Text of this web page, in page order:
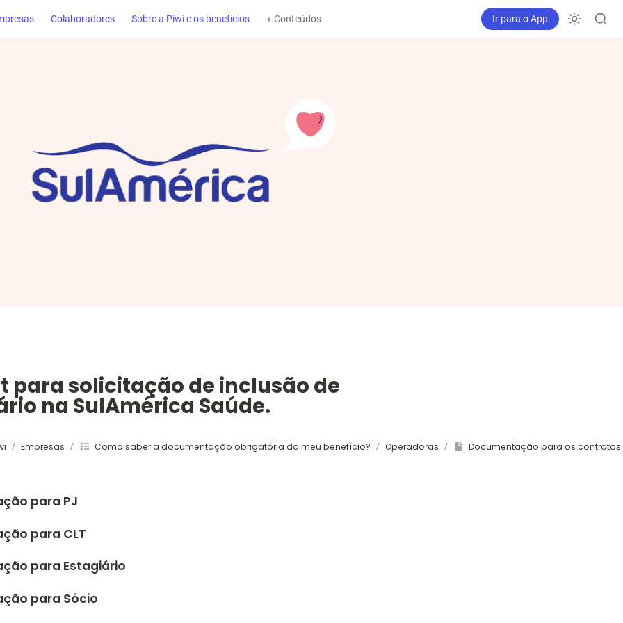
Colaboradores Sobre a Piwi e os benefícios + Conteúdos Ir para o App
para solicitação de inclusão de
na SulAmérica Saúde.
/ Empresas / Como saber a documentação obrigatória do meu benefício? / Operadoras / Documentação para os contratos
para PJ
para CLT
para Estagiário
para Sócio